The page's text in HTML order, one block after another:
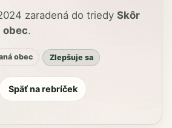
zaradená do triedy Skôr
obec.
obec Zlepšuje sa
Späť na rebríček